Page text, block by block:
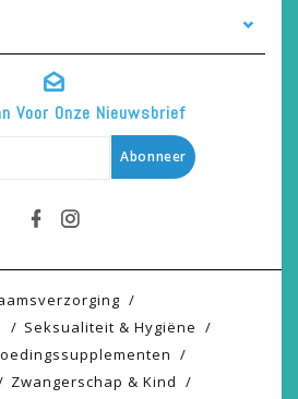
Voor Onze Nieuwsbrief
Abonneer
Seksualiteit & Hygiëne
Zwangerschap & Kind